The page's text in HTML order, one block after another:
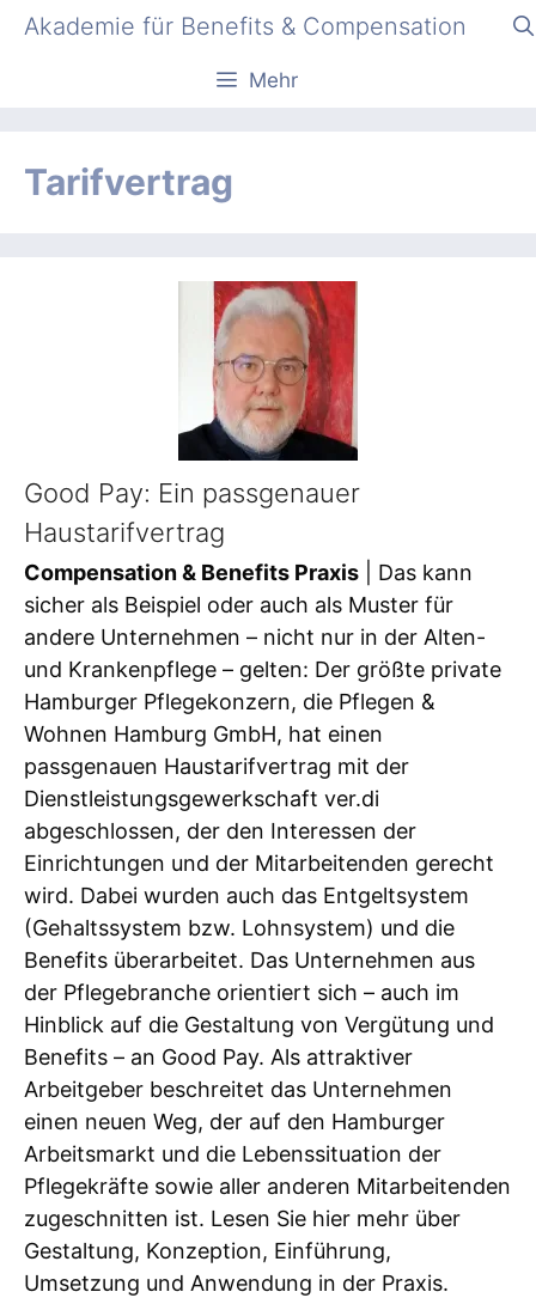
ZumAkademie für Benefits & Compensation
Mehr
Tarifvertrag
Good Pay: Ein passgenauer
Haustarifvertrag
Compensation & Benefits Praxis | Das kann
sicher als Beispiel oder auch als Muster für
andere Unternehmen – nicht nur in der Alten-
und Krankenpflege – gelten: Der größte private
Hamburger Pflegekonzern, die Pflegen &
Wohnen Hamburg GmbH, hat einen
passgenauen Haustarifvertrag mit der
Dienstleistungsgewerkschaft ver.di
abgeschlossen, der den Interessen der
Einrichtungen und der Mitarbeitenden gerecht
wird. Dabei wurden auch das Entgeltsystem
(Gehaltssystem bzw. Lohnsystem) und die
Benefits überarbeitet. Das Unternehmen aus
der Pflegebranche orientiert sich – auch im
Hinblick auf die Gestaltung von Vergütung und
Benefits – an Good Pay. Als attraktiver
Arbeitgeber beschreitet das Unternehmen
einen neuen Weg, der auf den Hamburger
Arbeitsmarkt und die Lebenssituation der
Pflegekräfte sowie aller anderen Mitarbeitenden
zugeschnitten ist. Lesen Sie hier mehr über
Gestaltung, Konzeption, Einführung,
Umsetzung und Anwendung in der Praxis.